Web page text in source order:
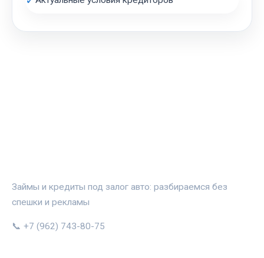
Займы и кредиты под залог авто: разбираемся без
спешки и рекламы
📞 +7 (962) 743-80-75